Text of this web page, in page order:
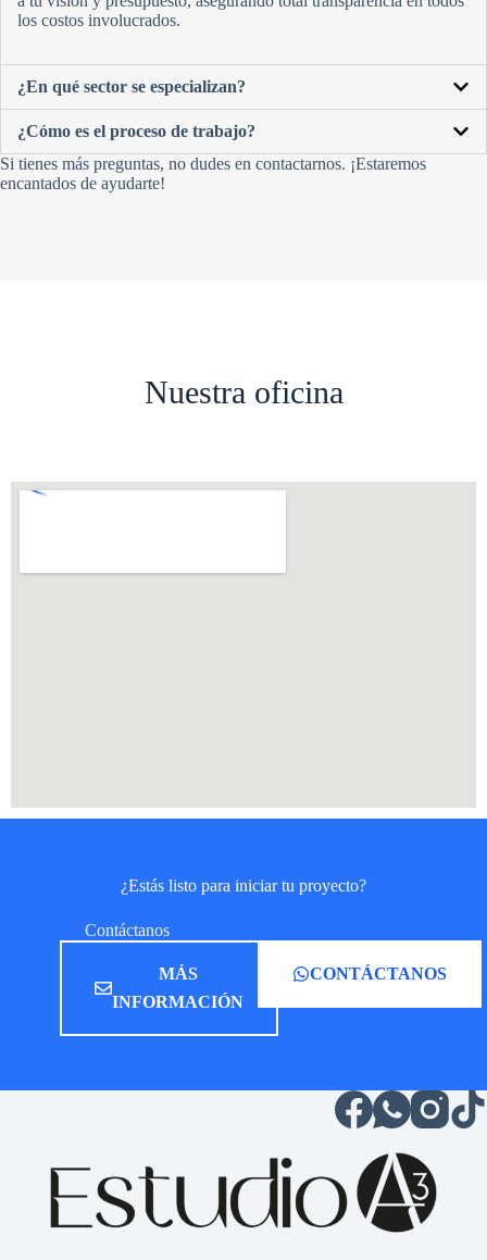
los costos involucrados.
¿En qué sector se especializan?
¿Cómo es el proceso de trabajo?
Si tienes más preguntas, no dudes en contactarnos. ¡Estaremos
encantados de ayudarte!
Nuestra oficina
¿Estás listo para iniciar tu proyecto?
Contáctanosmailto:info@estudioa3diseño.com
MÁS
INFORMACIÓN
CONTÁCTANOS